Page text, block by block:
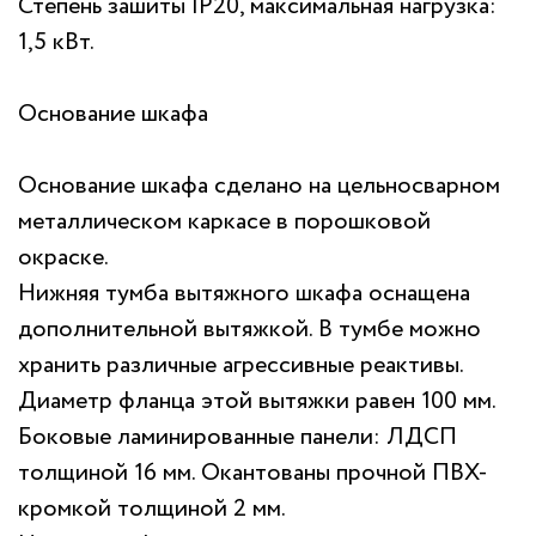
1,5 кВт.
Основание шкафа
Основание шкафа сделано на цельносварном
металлическом каркасе в порошковой
окраске.
Нижняя тумба вытяжного шкафа оснащена
дополнительной вытяжкой. В тумбе можно
хранить различные агрессивные реактивы.
Диаметр фланца этой вытяжки равен 100 мм.
Боковые ламинированные панели: ЛДСП
толщиной 16 мм. Окантованы прочной ПВХ-
кромкой толщиной 2 мм.